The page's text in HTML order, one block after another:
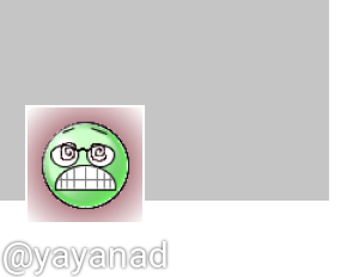
@yayanad